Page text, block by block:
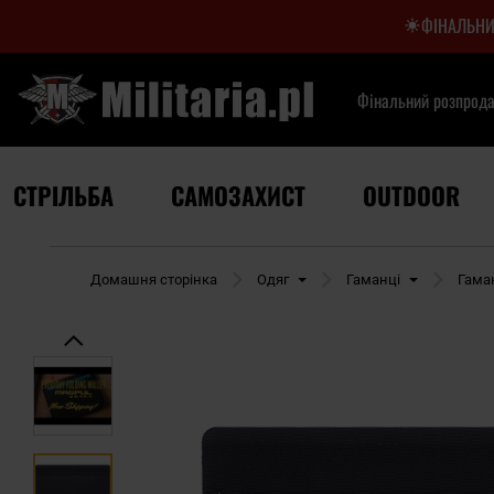
Фінальний
СТРІЛЬБА САМОЗАХИСТ OUTDOOR
Домашня сторінка Одяг Гаманці